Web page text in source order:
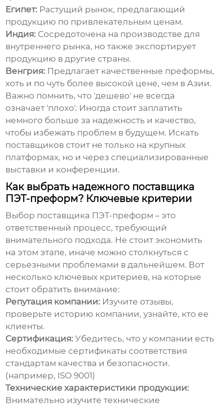
Египет: Растущий рынок, предлагающий
продукцию по привлекательным ценам.
Индия: Сосредоточена на производстве для
внутреннего рынка, но также экспортирует
продукцию в другие страны.
Венгрия: Предлагает качественные преформы,
хоть и по чуть более высокой цене, чем в Азии.
Важно помнить, что 'дешево' не всегда
означает 'плохо'. Иногда стоит заплатить
немного больше за надежность и качество,
чтобы избежать проблем в будущем. Искать
поставщиков стоит не только на крупных
платформах, но и через специализированные
выставки и конференции.
Как выбрать надежного поставщика
ПЭТ-преформ? Ключевые критерии
Выбор поставщика ПЭТ-преформ – это
ответственный процесс, требующий
внимательного подхода. Не стоит экономить
на этом этапе, иначе можно столкнуться с
серьезными проблемами в дальнейшем. Вот
несколько ключевых критериев, на которые
стоит обратить внимание:
Репутация компании: Изучите отзывы,
проверьте историю компании, узнайте, кто ее
клиенты.
Сертификация: Убедитесь, что у компании есть
необходимые сертификаты соответствия
стандартам качества и безопасности.
(например, ISO 9001)
Технические характеристики продукции:
Внимательно изучите технические